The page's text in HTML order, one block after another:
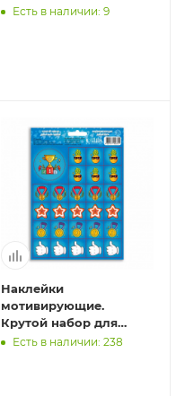
Золото, Металлик, 200
Есть в наличии: 9
Наклейки
мотивирующие.
Крутой набор для
мальчиков. 27 штук.
Есть в наличии: 238